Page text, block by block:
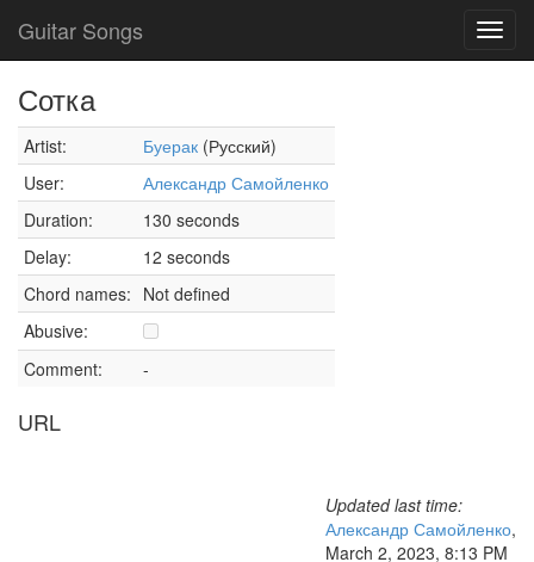
Guitar Songs
Сотка
Artist: Буерак (Русский)
User:
Александр Самойленко
Duration:
130 seconds
Delay:
12 seconds
Chord names: Not defined
Abusive:
Comment:
-
URL
Updated last time:
Александр Самойленко,
March 2, 2023, 8:13 PM